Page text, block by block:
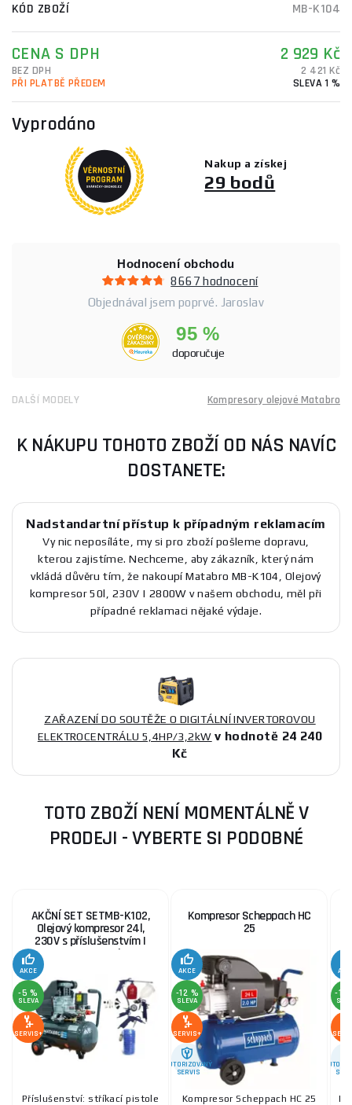
KÓD ZBOŽÍ
MB-K104
CENA S DPH 2 929 Kč
BEZ DPH
2 421 Kč
PŘI PLATBĚ PŘEDEM
SLEVA 1 %
Vyprodáno
Nakup a získej
29 bodů
Hodnocení obchodu
8667 hodnocení
Objednával jsem poprvé. Jaroslav
95 %
doporučuje
DALŠÍ MODELY Kompresory olejové Matabro
K NÁKUPU TOHOTO ZBOŽÍ OD NÁS NAVÍC
DOSTANETE:
Nadstandartní přístup k případným reklamacím
Vy nic neposíláte, my si pro zboží pošleme dopravu,
kterou zajistíme. Nechceme, aby zákazník, který nám
vkládá důvěru tím, že nakoupí Matabro MB-K104, Olejový
kompresor 50l, 230V | 2800W v našem obchodu, měl při
případné reklamaci nějaké výdaje.
ZAŘAZENÍ DO SOUTĚŽE O DIGITÁLNÍ INVERTOROVOU
ELEKTROCENTRÁLU 5,4HP/3,2kW v hodnotě 24 240
Kč
TOTO ZBOŽÍ NENÍ MOMENTÁLNĚ V
PRODEJI - VYBERTE SI PODOBNÉ
AKČNÍ SET SETMB-K102,
Olejový kompresor 24l,
230V s příslušenstvím |
2500W | Matabro
AKCE
-5 %
SLEVA
SERVIS+
Příslušenství: stříkací pistole
Kompresor Scheppach HC
25
AKCE
-12 %
SLEVA
SERVIS+
AUTORIZOVANÝ
SERVIS
Kompresor Scheppach HC 25
-12